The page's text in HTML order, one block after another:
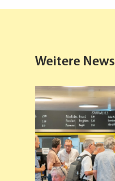
Weitere News